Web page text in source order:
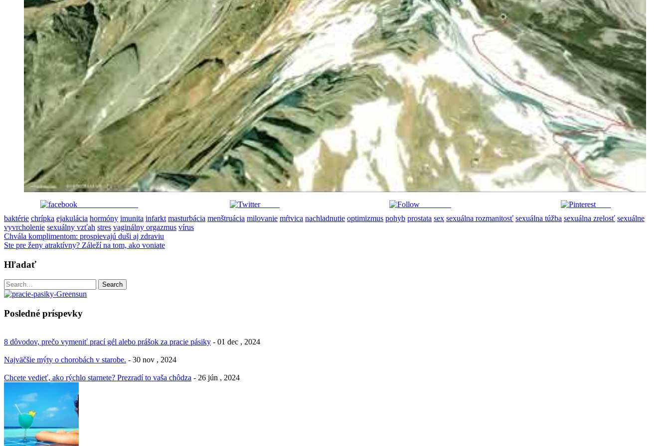
Tweet
Save
baktérie chrípka ejakulácia hormóny imunita infarkt masturbácia menštruácia milovanie mŕtvica nachladnutie optimizmus pohyb prostata sex sexuálna rozmanitosť sexuálna túžba sexuálna zrelosť sexuálne
vyvrcholenie sexuálny vzťah stres vaginálny orgazmus vírus
Post
navigation
Chvála komplimentom: prospievajú duši aj zdraviu
Ste pre ženy atraktívny? Záleží na tom, ako voniate
Hľadať
Search
for:
Search
Posledné príspevky
8 dôvodov, prečo vymeniť prací gél alebo prášok za pracie pásiky - 01 dec , 2024
Najväčšie mýty o chorobách v starobe. - 30 nov , 2024
Chcete vedieť, ako rýchlo starnete? Prezradí to vaša chôdza - 26 jún , 2024